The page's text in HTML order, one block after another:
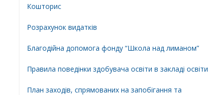
Кошторис
Розрахунок видатків
Благодійна допомога фонду “Школа над лиманом”
Правила поведінки здобувача освіти в закладі освіти
План заходів, спрямованих на запобігання та